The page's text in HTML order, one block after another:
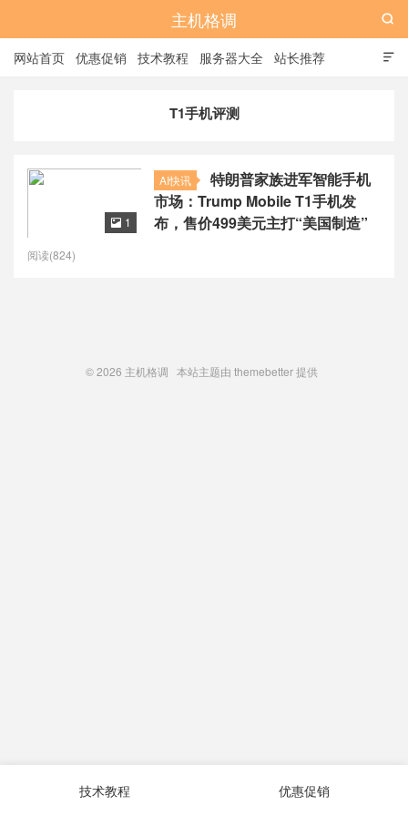
主机格调

网站首页 优惠促销 技术教程 服务器大全 站长推荐

T1手机评测
AI快讯
特朗普家族进军智能手机
市场：Trump Mobile T1手机发
布，售价499美元主打“美国制造”
 1
阅读(824)
© 2026 主机格调 本站主题由 themebetter提供
技术教程 优惠促销